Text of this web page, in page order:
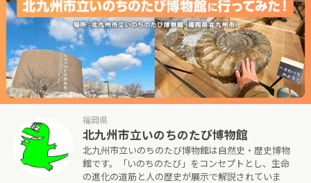
福岡県
北九州市立いのちのたび博物館
北九州市立いのちのたび博物館は自然史・歴史博物
館です。「いのちのたび」をコンセプトとし、生命
の進化の道筋と人の歴史が展示で解説されていま